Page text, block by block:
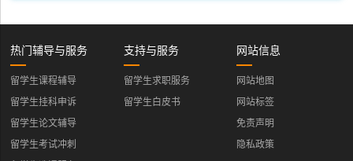
热门辅导与服务
留学生课程辅导
留学生挂科申诉
留学生论文辅导
留学生考试冲刺
支持与服务
留学生求职服务
留学生白皮书
网站信息
网站地图
网站标签
免责声明
隐私政策